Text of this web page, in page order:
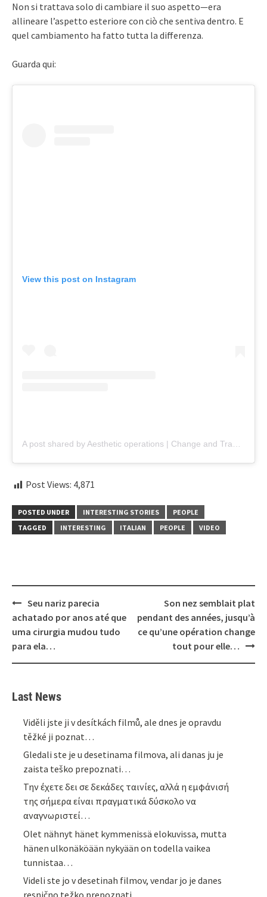
Non si trattava solo di cambiare il suo aspetto—era
allineare l’aspetto esteriore con ciò che sentiva dentro. E
quel cambiamento ha fatto tutta la differenza.
Guarda qui:
View this post on Instagram
A post shared by Aesthetic operations | Change and Transformation (@nosejobfor.u)
Post Views: 4,871
POSTED UNDER INTERESTING STORIES
PEOPLE
TAGGED
INTERESTING ITALIAN PEOPLE VIDEO
Post
navigation
Seu nariz parecia
achatado por anos até que
uma cirurgia mudou tudo
para ela…
Son nez semblait plat
pendant des années, jusqu’à
ce qu’une opération change
tout pour elle…
Last News
Viděli jste ji v desítkách filmů, ale dnes je opravdu
těžké ji poznat…
Gledali ste je u desetinama filmova, ali danas ju je
zaista teško prepoznati…
Την έχετε δει σε δεκάδες ταινίες, αλλά η εμφάνισή
της σήμερα είναι πραγματικά δύσκολο να
αναγνωριστεί…
Olet nähnyt hänet kymmenissä elokuvissa, mutta
hänen ulkonäköään nykyään on todella vaikea
tunnistaa…
Videli ste jo v desetinah filmov, vendar jo je danes